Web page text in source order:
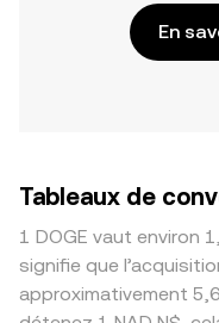
En
Tableaux de
1 DOGE vaut environ
signifie que
approximativement